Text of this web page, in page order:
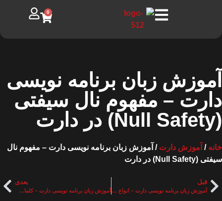
0
آموزش زبان برنامه نویسی
دارت – مفهوم نال سیفتی
(Null Safety) در دارت
خانه / آموزش دارت / آموزش زبان برنامه نویسی دارت – مفهوم نال
سیفتی (Null Safety) در دارت
قبل
آموزش زبان برنامه نویسی دارت – انواع تابع در دارت
بعدی
آموزش زبان برنامه نویسی دارت – کلمات کلیدی مهم در دارت